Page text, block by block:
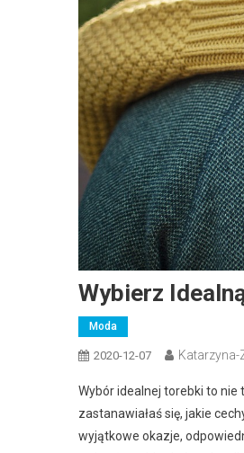
Wybierz
Moda
2020-12-07 Katarzyna-
Wybór idealnej torebki to
zastanawiałaś się, jakie
wyjątkowe okazje,